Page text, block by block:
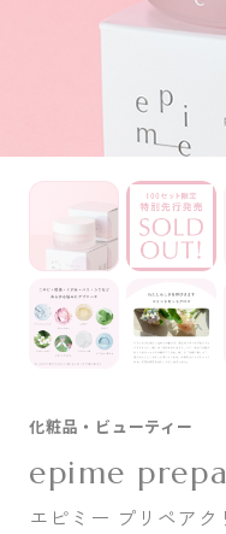
化粧品・ ビューティー
epime
エピミー プリペアク